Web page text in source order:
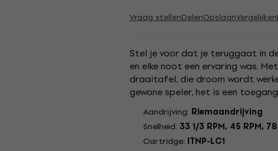
Vraag stellenDelenOpslaanVergelijken
Stel je voor dat je teruggaat in
en elke noot een ervaring was.
draaitafel, die droom wordt
gewone speler, het is een
moderne technologie ontmoet.
Aandrijving: Riemaandrijving
Snelheid: 33 1/3 RPM, 45 RPM,
Cartridge: ITNP-LC1